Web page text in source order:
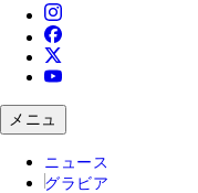
メニュ
ニュース
グラビア